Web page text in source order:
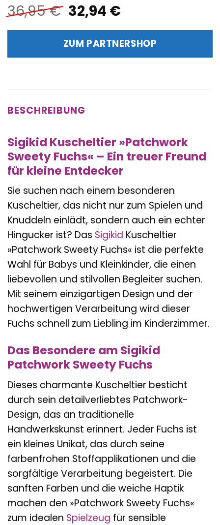
36,95€ Ursprünglicher
Preis
war:
36,95 €
32,94 €Aktueller
ist:
32,94 €.
ZUM PARTNERSHOP
BESCHREIBUNG
Sigikid Kuscheltier »Patchwork
Sweety Fuchs« – Ein treuer Freund
für kleine Entdecker
Sie suchen nach einem besonderen
Kuscheltier, das nicht nur zum Spielen und
Knuddeln einlädt, sondern auch ein echter
Hingucker ist? Das Sigikid Kuscheltier
»Patchwork Sweety Fuchs« ist die perfekte
Wahl für Babys und Kleinkinder, die einen
liebevollen und stilvollen Begleiter suchen.
Mit seinem einzigartigen Design und der
hochwertigen Verarbeitung wird dieser
Fuchs schnell zum Liebling im Kinderzimmer.
Das Besondere am Sigikid
Patchwork Sweety Fuchs
Dieses charmante Kuscheltier besticht
durch sein detailverliebtes Patchwork-
Design, das an traditionelle
Handwerkskunst erinnert. Jeder Fuchs ist
ein kleines Unikat, das durch seine
farbenfrohen Stoffapplikationen und die
sorgfältige Verarbeitung begeistert. Die
sanften Farben und die weiche Haptik
machen den »Patchwork Sweety Fuchs«
zum idealen Spielzeug für sensible